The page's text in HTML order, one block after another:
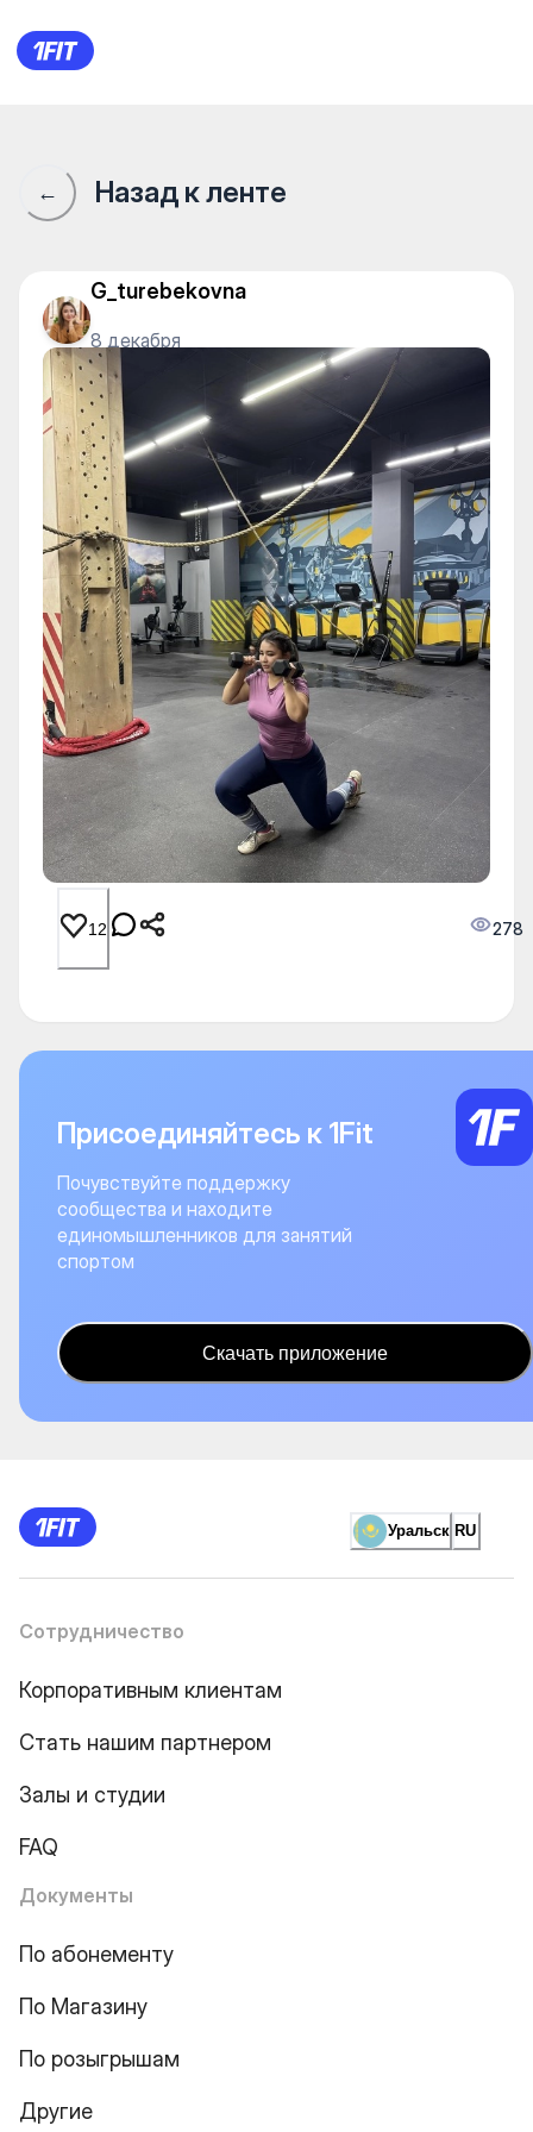
Сообщество 1Fit · 1Fit
← Назад к ленте
G_turebekovna
8 декабря
12 278
Присоединяйтесь к 1Fit
Почувствуйте поддержку
сообщества и находите
единомышленников для занятий
спортом
Скачать приложение
Уральск RU
Сотрудничество
Корпоративным клиентам
Стать нашим партнером
Залы и студии
FAQ
Документы
По абонементу
По Магазину
По розыгрышам
Другие